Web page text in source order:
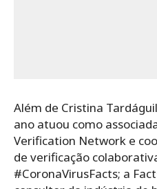
Além de Cristina
ano atuou como
Verification Network e
de verificação
#CoronaVirusFacts; a